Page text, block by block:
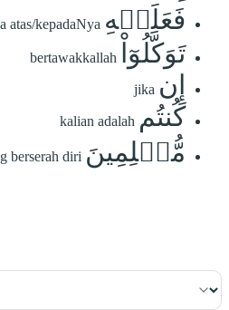
فَعَلَيۡهِ atas/kepadaNya
تَوَكَّلُوٓاْ bertawakkallah
إِن jika
كُنتُم kalian adalah
مُّسۡلِمِينَ berserah diri